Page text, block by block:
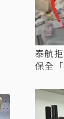
泰航
保全